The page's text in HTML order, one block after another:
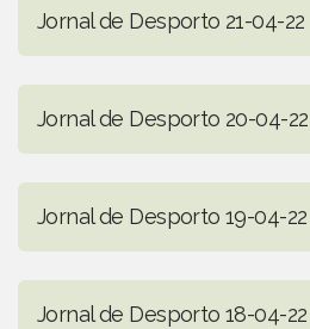
Jornal de Desporto 21-04-22
Jornal de Desporto 20-04-22
Jornal de Desporto 19-04-22
Jornal de Desporto 18-04-22